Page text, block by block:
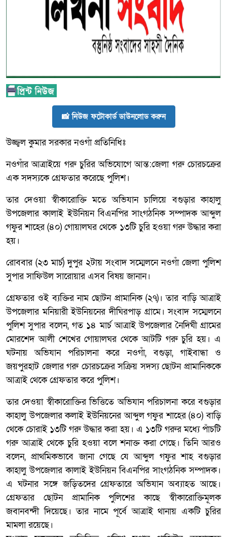
📸 নিউজ ফটোকার্ড ডাউনলোড করুন
উজ্জ্বল কুমার সরকার নওগাঁ প্রতিনিধিঃ
নওগাঁর আত্রাইয়ে গরু চুরির অভিযোগে আন্ত:জেলা গরু চোরচক্রের
এক সদস্যকে গ্রেফতার করেছে পুলিশ।
তার দেওয়া স্বীকারোক্তি মতে অভিযান চালিয়ে বগুড়ার কাহালু
উপজেলার কালাই ইউনিয়ন বিএনপির সাংগঠনিক সম্পাদক আব্দুল
গফুর শাহের (৪০) গোয়ালঘর থেকে ১৩টি চুরি হওয়া গরু উদ্ধার করা
হয়।
রোববার (২৩ মার্চ) দুপুর ২টায় সংবাদ সম্মেলনে নওগাঁ জেলা পুলিশ
সুপার সাফিউল সারোয়ার এসব বিষয় জানান।
গ্রেফতার ওই ব্যক্তির নাম ছোটন প্রামানিক (২৭)। তার বাড়ি আত্রাই
উপজেলার মনিয়ারী ইউনিয়নের দীঘিরপাড় গ্রামে। সংবাদ সম্মেলনে
পুলিশ সুপার বলেন, গত ১৪ মার্চ আত্রাই উপজেলার নৈদিঘী গ্রামের
মোরশেদ আলী শেখের গোয়ালঘর থেকে আটটি গরু চুরি হয়। এ
ঘটনায় অভিযান পরিচালনা করে নওগাঁ, বগুড়া, গাইবান্ধা ও
জয়পুরহাট জেলার গরু চোরচক্রের সক্রিয় সদস্য ছোটন প্রামানিককে
আত্রাই থেকে গ্রেফতার করে পুলিশ।
তার দেওয়া স্বীকারোক্তির ভিত্তিতে অভিযান পরিচালনা করে বগুড়ার
কাহালু উপজেলার কলাই ইউনিয়নের আব্দুল গফুর শাহের (৪০) বাড়ি
থেকে চোরাই ১৩টি গরু উদ্ধার করা হয়। এ ১৩টি গরুর মধ্যে পাঁচটি
গরু আত্রাই থেকে চুরি হওয়া বলে শনাক্ত করা গেছে। তিনি আরও
বলেন, প্রাথমিকভাবে জানা গেছে যে আব্দুল গফুর শাহ বগুড়ার
কাহালু উপজেলার কালাই ইউনিয়ন বিএনপির সাংগঠনিক সম্পাদক।
এ ঘটনার সঙ্গে জড়িতদের গ্রেফতারে অভিযান অব্যাহত আছে।
গ্রেফতার ছোটন প্রামানিক পুলিশের কাছে স্বীকারোক্তিমূলক
জবানবন্দী দিয়েছে। তার নামে পূর্বে আত্রাই থানায় একটি চুরির
মামলা রয়েছে।